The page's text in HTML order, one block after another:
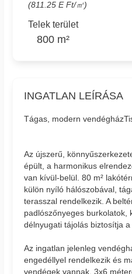
(811.25 E Ft/㎡)
Telek terület
800 m²
INGATLAN LEÍRÁSA
Tágas, modern
Az újszerű,
épült, a harmonikus
van kívül-belül. 80 m²
külön nyíló hálószobával,
terasszal rendelkezik. A
padlószőnyeges burkolatok,
délnyugati tájolás biztosítja
Az ingatlan jelenleg
engedéllyel rendelkezik és
vendégek vannak. 3x6